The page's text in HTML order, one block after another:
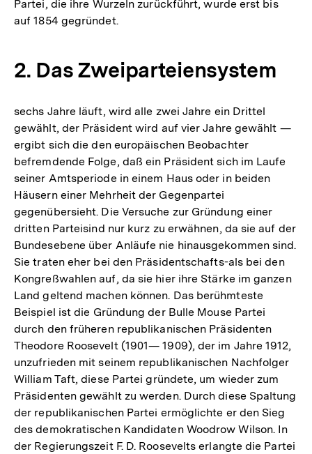
Partei, die ihre Wurzeln zurückführt, wurde erst bis
auf 1854 gegründet.
2. Das Zweiparteiensystem
sechs Jahre läuft, wird alle zwei Jahre ein Drittel
gewählt, der Präsident wird auf vier Jahre gewählt —
ergibt sich die den europäischen Beobachter
befremdende Folge, daß ein Präsident sich im Laufe
seiner Amtsperiode in einem Haus oder in beiden
Häusern einer Mehrheit der Gegenpartei
gegenübersieht. Die Versuche zur Gründung einer
dritten Parteisind nur kurz zu erwähnen, da sie auf der
Bundesebene über Anläufe nie hinausgekommen sind.
Sie traten eher bei den Präsidentschafts-als bei den
Kongreßwahlen auf, da sie hier ihre Stärke im ganzen
Land geltend machen können. Das berühmteste
Beispiel ist die Gründung der Bulle Mouse Partei
durch den früheren republikanischen Präsidenten
Theodore Roosevelt (1901— 1909), der im Jahre 1912,
unzufrieden mit seinem republikanischen Nachfolger
William Taft, diese Partei gründete, um wieder zum
Präsidenten gewählt zu werden. Durch diese Spaltung
der republikanischen Partei ermöglichte er den Sieg
des demokratischen Kandidaten Woodrow Wilson. In
der Regierungszeit F. D. Roosevelts erlangte die Partei